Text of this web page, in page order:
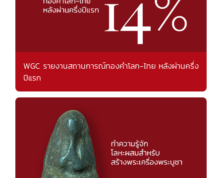
WGC รายงานสถานการณ์ทองคำโลก-ไทย หลังผ่านครึ่ง
ปีแรก